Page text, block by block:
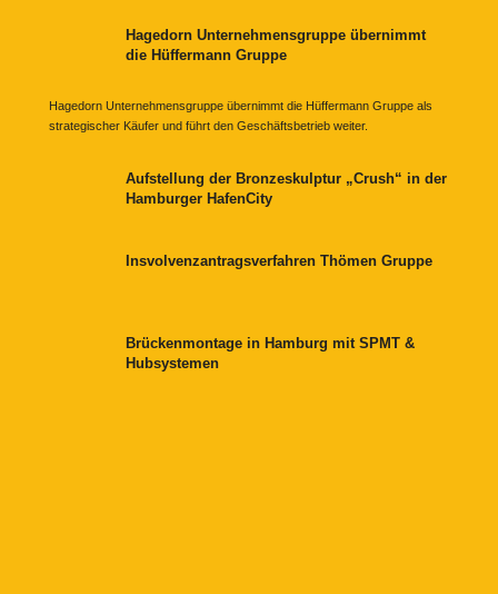
Hagedorn Unternehmensgruppe übernimmt
die Hüffermann Gruppe
Hagedorn Unternehmensgruppe übernimmt die Hüffermann Gruppe als
strategischer Käufer und führt den Geschäftsbetrieb weiter.
Aufstellung der Bronzeskulptur „Crush“ in der
Hamburger HafenCity
Insvolvenzantragsverfahren Thömen Gruppe
Brückenmontage in Hamburg mit SPMT &
Hubsystemen